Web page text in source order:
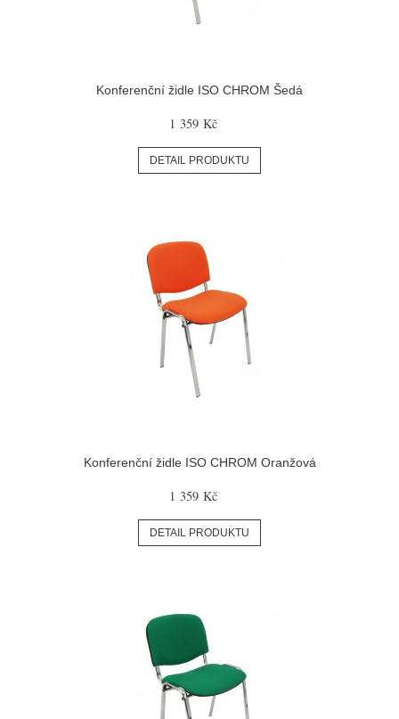
Konferenční židle ISO CHROM Šedá
1 359 Kč
DETAIL PRODUKTU
Konferenční židle ISO CHROM Oranžová
1 359 Kč
DETAIL PRODUKTU